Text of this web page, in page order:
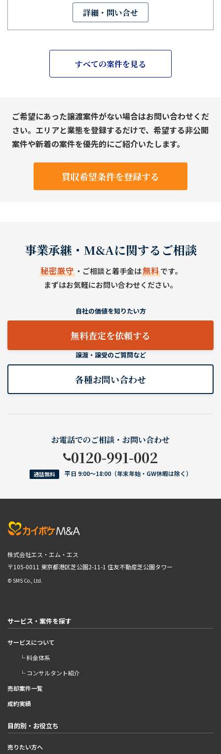
詳細・問い合せ
すべての案件を見る
ご希望にあった譲渡案件がない場合はお問い合わせくだ
さい。エリアと業態を登録するだけで、希望する非公開
案件や新着の案件を優先的にご紹介いたします。
買収希望条件を登録する
事業承継・M&Aに関するご相談
秘密厳守・ご相談と着手金は無料です。
まずはお気軽にお問い合わせください。
自社の価値を知りたい方
無料査定を依頼する
譲渡・譲受のご質問など
各種お問い合わせ
お電話でのご相談・お問い合わせ
0120-991-002
通話無料 平日 9:00〜18:00（年末年始・GW休暇は除く）
株式会社エス・エム・エス
〒105-0011 東京都港区芝公園2-11-1 住友不動産芝公園タワー
© SMS Co., Ltd.
サービス・案件を探す
サービスについて
└ 料金体系
└ コンサルタント紹介
売却案件一覧
成約実績
目的別・お役立ち
売りたい方へ